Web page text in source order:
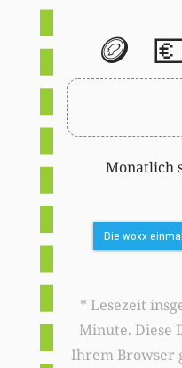
🪙
Monatlich
Die woxx
* Lesezeit
Minute. Diese
Ihrem Browser